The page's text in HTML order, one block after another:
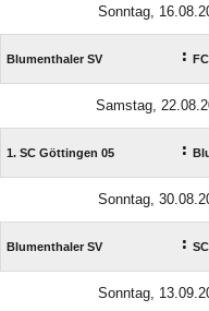
Sonntag,
Blumenthaler SV :
Samstag,
1. SC Göttingen 05 :
Sonntag,
Blumenthaler SV :
Sonntag,